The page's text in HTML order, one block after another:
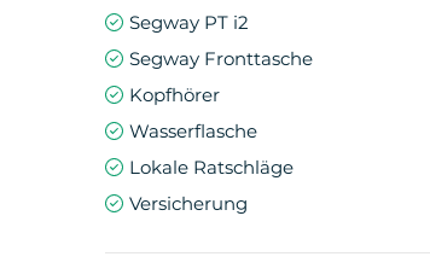
Segway PT i2
Segway Fronttasche
Kopfhörer
Wasserflasche
Lokale Ratschläge
Versicherung